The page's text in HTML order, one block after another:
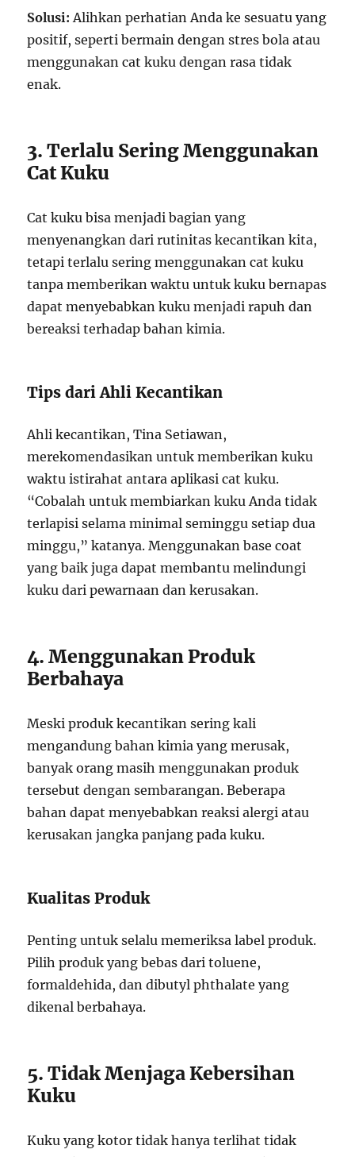
Solusi: Alihkan perhatian Anda ke sesuatu yang
positif, seperti bermain dengan stres bola atau
menggunakan cat kuku dengan rasa tidak
enak.
3. Terlalu Sering Menggunakan
Cat Kuku
Cat kuku bisa menjadi bagian yang
menyenangkan dari rutinitas kecantikan kita,
tetapi terlalu sering menggunakan cat kuku
tanpa memberikan waktu untuk kuku bernapas
dapat menyebabkan kuku menjadi rapuh dan
bereaksi terhadap bahan kimia.
Tips dari Ahli Kecantikan
Ahli kecantikan, Tina Setiawan,
merekomendasikan untuk memberikan kuku
waktu istirahat antara aplikasi cat kuku.
“Cobalah untuk membiarkan kuku Anda tidak
terlapisi selama minimal seminggu setiap dua
minggu,” katanya. Menggunakan base coat
yang baik juga dapat membantu melindungi
kuku dari pewarnaan dan kerusakan.
4. Menggunakan Produk
Berbahaya
Meski produk kecantikan sering kali
mengandung bahan kimia yang merusak,
banyak orang masih menggunakan produk
tersebut dengan sembarangan. Beberapa
bahan dapat menyebabkan reaksi alergi atau
kerusakan jangka panjang pada kuku.
Kualitas Produk
Penting untuk selalu memeriksa label produk.
Pilih produk yang bebas dari toluene,
formaldehida, dan dibutyl phthalate yang
dikenal berbahaya.
5. Tidak Menjaga Kebersihan
Kuku
Kuku yang kotor tidak hanya terlihat tidak